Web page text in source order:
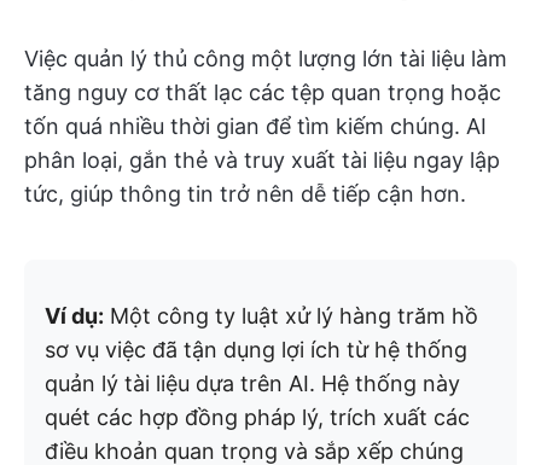
Việc quản lý thủ công một lượng lớn tài liệu làm
tăng nguy cơ thất lạc các tệp quan trọng hoặc
tốn quá nhiều thời gian để tìm kiếm chúng. AI
phân loại, gắn thẻ và truy xuất tài liệu ngay lập
tức, giúp thông tin trở nên dễ tiếp cận hơn.
Ví dụ: Một công ty luật xử lý hàng trăm hồ
sơ vụ việc đã tận dụng lợi ích từ hệ thống
quản lý tài liệu dựa trên AI. Hệ thống này
quét các hợp đồng pháp lý, trích xuất các
điều khoản quan trọng và sắp xếp chúng